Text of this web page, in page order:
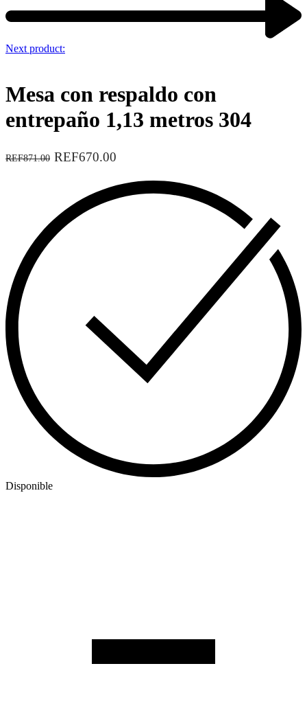
Next product:
Mesa con respaldo con
entrepaño 1,13 metros 304
REF871.00 REF670.00
Disponible